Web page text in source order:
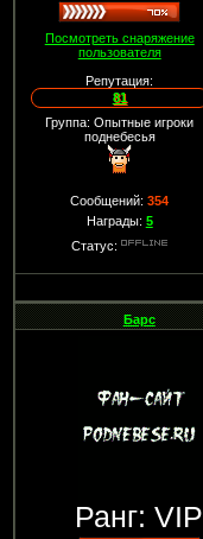
Посмотреть снаряжение
пользователя
Репутация:
81
Группа: Опытные игроки
поднебесья
Сообщений:354
Награды: 5
Статус:
Барс
Ранг: VIP